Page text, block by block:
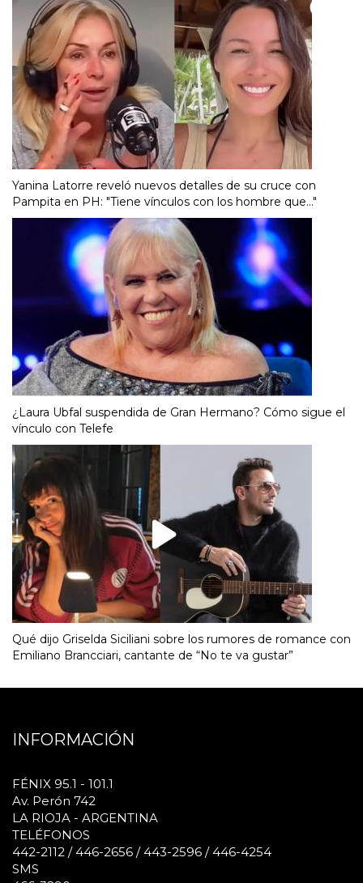
Yanina Latorre reveló nuevos detalles de su cruce con
Pampita en PH: "Tiene vínculos con los hombre que..."
¿Laura Ubfal suspendida de Gran Hermano? Cómo sigue el
vínculo con Telefe
Qué dijo Griselda Siciliani sobre los rumores de romance con
Emiliano Brancciari, cantante de “No te va gustar”
INFORMACIÓN
FÉNIX 95.1 - 101.1
Av. Perón 742
LA RIOJA - ARGENTINA
TELÉFONOS
442-2112 / 446-2656 / 443-2596 / 446-4254
SMS